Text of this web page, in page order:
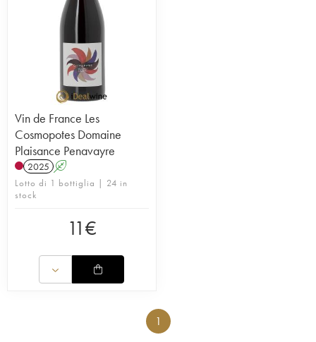
Vin de France Les
Cosmopotes Domaine
Plaisance Penavayre
2025 A
Lotto di 1 bottiglia | 24 in
stock
11€
1